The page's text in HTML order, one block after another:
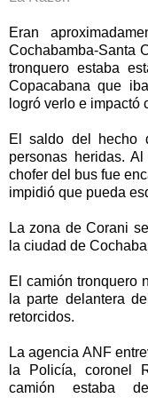
Eran
Cochabamba-Santa
tronquero estaba
Copacabana que
logró verlo e impactó
El saldo del hecho
personas heridas.
chofer del bus fue
impidió que pueda
La zona de Corani
la ciudad de
El camión tronquero
la parte delantera
retorcidos.
La agencia ANF
la Policía, coronel
camión estaba